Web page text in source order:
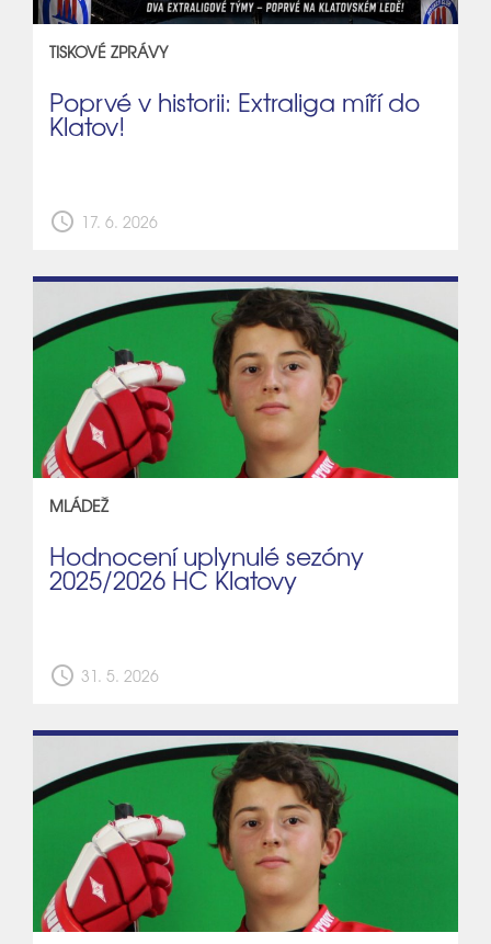
TISKOVÉ ZPRÁVY
Poprvé v historii: Extraliga míří do
Klatov!
schedule 17. 6. 2026
MLÁDEŽ
Hodnocení uplynulé sezóny
2025/2026 HC Klatovy
schedule 31. 5. 2026